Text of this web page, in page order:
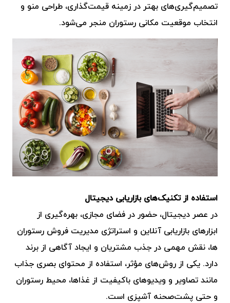
تصمیم‌گیری‌های بهتر در زمینه قیمت‌گذاری، طراحی منو و
انتخاب موقعیت مکانی رستوران منجر می‌شود.
استفاده از تکنیک‌های بازاریابی دیجیتال
در عصر دیجیتال، حضور در فضای مجازی، بهره‌گیری از
ابزارهای بازاریابی آنلاین و استراتژی مدیریت فروش رستوران
ها، نقش مهمی در جذب مشتریان و ایجاد آگاهی از برند
دارد. یکی از روش‌های مؤثر، استفاده از محتوای بصری جذاب
مانند تصاویر و ویدیوهای باکیفیت از غذاها، محیط رستوران
و حتی پشت‌صحنه آشپزی است.